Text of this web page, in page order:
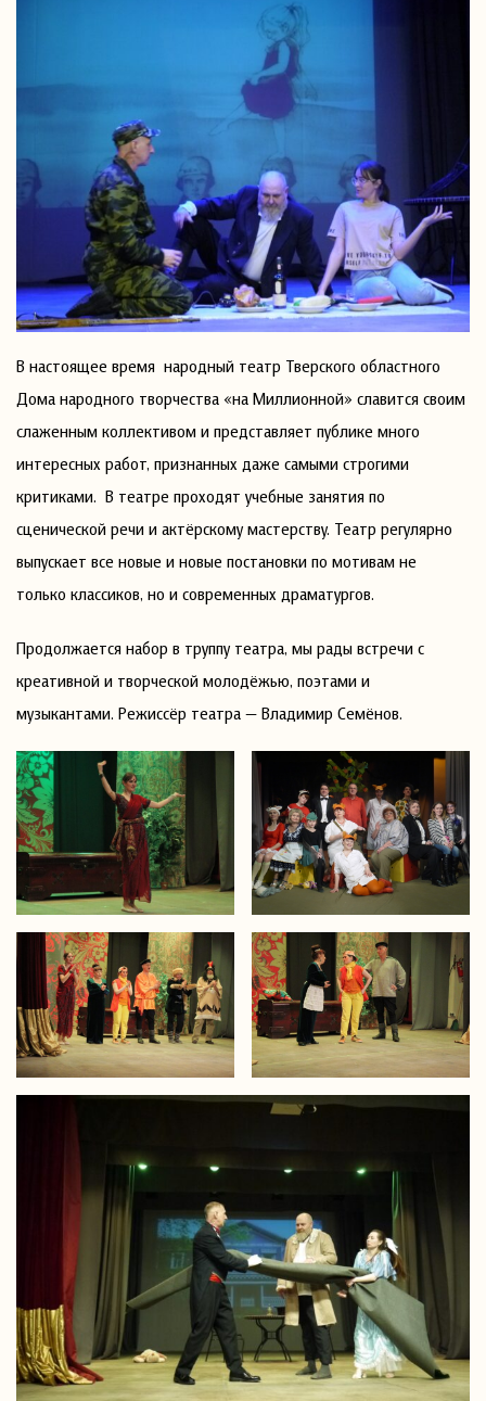
В настоящее время народный театр Тверского областного
Дома народного творчества «на Миллионной» славится своим
слаженным коллективом и представляет публике много
интересных работ, признанных даже самыми строгими
критиками. В театре проходят учебные занятия по
сценической речи и актёрскому мастерству. Театр регулярно
выпускает все новые и новые постановки по мотивам не
только классиков, но и современных драматургов.
Продолжается набор в труппу театра, мы рады встречи с
креативной и творческой молодёжью, поэтами и
музыкантами. Режиссёр театра — Владимир Семёнов.